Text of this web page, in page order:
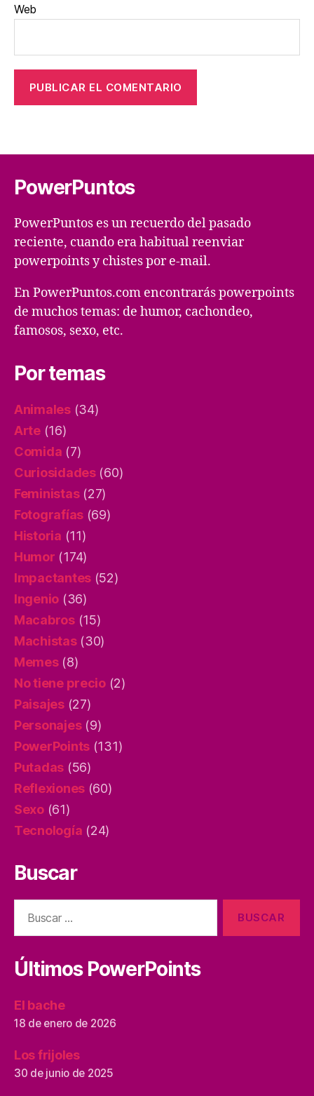
Web
PowerPuntos
PowerPuntos es un recuerdo del pasado
reciente, cuando era habitual reenviar
powerpoints y chistes por e-mail.
En PowerPuntos.com encontrarás powerpoints
de muchos temas: de humor, cachondeo,
famosos, sexo, etc.
Por temas
Animales(34)
Arte(16)
Comida (7)
Curiosidades(60)
Feministas(27)
Fotografías (69)
Historia (11)
Humor (174)
Impactantes (52)
Ingenio (36)
Macabros(15)
Machistas(30)
Memes(8)
No tiene precio(2)
Paisajes(27)
Personajes(9)
PowerPoints (131)
Putadas (56)
Reflexiones (60)
Sexo(61)
Tecnología (24)
Buscar
Últimos PowerPoints
El bache
18 de enero de 2026
Los frijoles
30 de junio de 2025